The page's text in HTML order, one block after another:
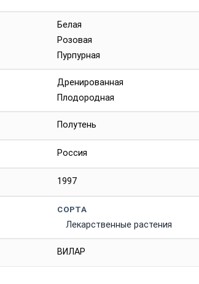
Белая
Розовая
Пурпурная
Дренированная
Плодородная
Полутень
Россия
1997
СОРТА
Лекарственные растения
ВИЛАР